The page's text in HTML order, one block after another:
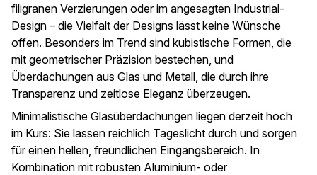
filigranen Verzierungen oder im angesagten Industrial-
Design – die Vielfalt der Designs lässt keine Wünsche
offen. Besonders im Trend sind kubistische Formen, die
mit geometrischer Präzision bestechen, und
Überdachungen aus Glas und Metall, die durch ihre
Transparenz und zeitlose Eleganz überzeugen.
Minimalistische Glasüberdachungen liegen derzeit hoch
im Kurs: Sie lassen reichlich Tageslicht durch und sorgen
für einen hellen, freundlichen Eingangsbereich. In
Kombination mit robusten Aluminium- oder